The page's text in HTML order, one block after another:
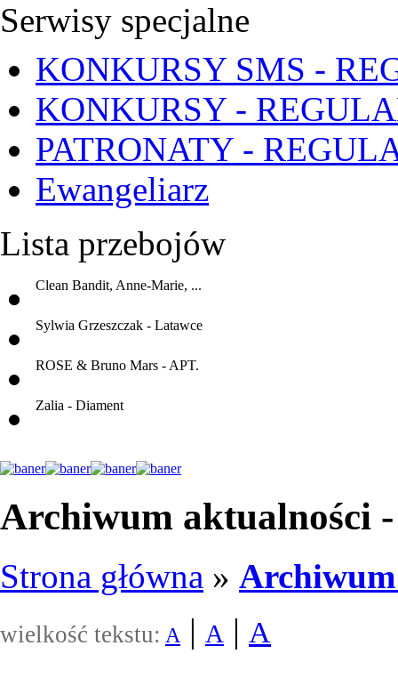
Serwisy specjalne
KONKURSY SMS -
KONKURSY -
PATRONATY -
Ewangeliarz
Lista przebojów
Clean Bandit, Anne-Marie, ...
Sylwia Grzeszczak - Latawce
ROSE & Bruno Mars - APT.
Zalia - Diament
Archiwum aktualności
Strona główna »
wielkość tekstu: A | A | A